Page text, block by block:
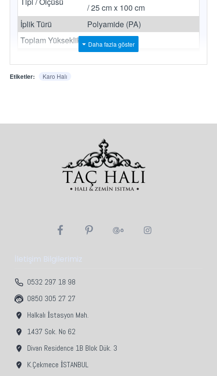
/ 25 cm x 100 cm
İplik Türü
Polyamide (PA)
Toplam Yükseklik
7 mm.
Taban
Paket içeriği (Adeti) bozulmadan kutu bazında
satılır. Metrekare / fire hesaplamalarınızı ona
göre yapınız.
Web sayfamızda kullanılan temsili resim ve
Özel sipariş ürünlerde üretim hatası dışında
iade ve değişim yapılmamaktadır.
Etiketler: Karo Halı
İletişim Bilgilerimiz
0532 297 18 98
0850 305 27 27
Halkalı İstasyon Mah.
1437 Sok. No 62
Divan Residence 1B Blok Dük. 3
K.Çekmece İSTANBUL